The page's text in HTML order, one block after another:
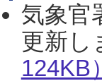
気象官
更新し
124KB）